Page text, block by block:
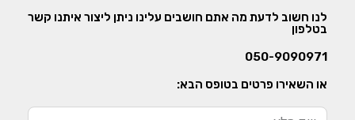
לנו חשוב לדעת מה אתם חושבים עלינו ניתן ליצור איתנו קשר
בטלפון
050-9090971
או השאירו פרטים בטופס הבא: